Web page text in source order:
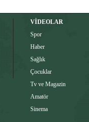
VİDEOLAR
Spor
Haber
Sağlık
Çocuklar
Tv ve Magazin
Amatör
Sinema